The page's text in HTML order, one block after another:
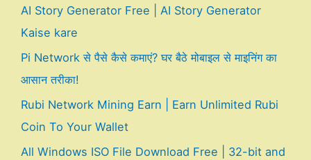
AI Story Generator Free | AI Story Generator
Kaise kare
Pi Network से पैसे कैसे कमाएं? घर बैठे मोबाइल से माइनिंग का
आसान तरीका!
Rubi Network Mining Earn | Earn Unlimited Rubi
Coin To Your Wallet
All Windows ISO File Download Free | 32-bit and